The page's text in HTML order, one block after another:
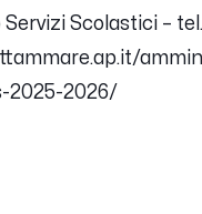
Scolastici –
2025-2026/